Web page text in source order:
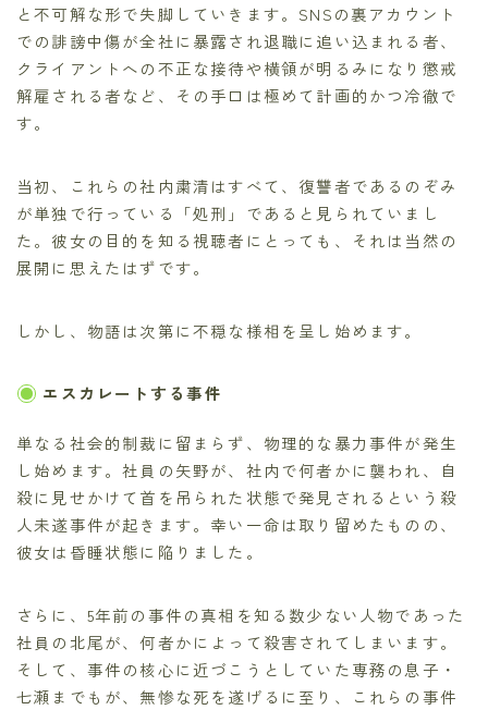
と不可解な形で失脚していきます。SNSの裏アカウント
での誹謗中傷が全社に暴露され退職に追い込まれる者、
クライアントへの不正な接待や横領が明るみになり懲戒
解雇される者など、その手口は極めて計画的かつ冷徹で
す。
当初、これらの社内粛清はすべて、復讐者であるのぞみ
が単独で行っている「処刑」であると見られていまし
た。彼女の目的を知る視聴者にとっても、それは当然の
展開に思えたはずです。
しかし、物語は次第に不穏な様相を呈し始めます。
エスカレートする事件
単なる社会的制裁に留まらず、物理的な暴力事件が発生
し始めます。社員の矢野が、社内で何者かに襲われ、自
殺に見せかけて首を吊られた状態で発見されるという殺
人未遂事件が起きます。幸い一命は取り留めたものの、
彼女は昏睡状態に陥りました。
さらに、5年前の事件の真相を知る数少ない人物であった
社員の北尾が、何者かによって殺害されてしまいます。
そして、事件の核心に近づこうとしていた専務の息子・
七瀬までもが、無惨な死を遂げるに至り、これらの事件